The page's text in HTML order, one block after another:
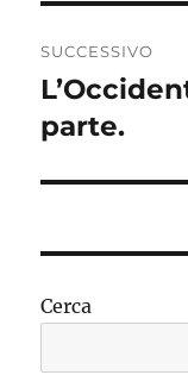
SUCCESSIVO
Articolo
successivo:
parte.
Cerca